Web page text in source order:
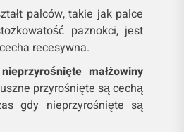
palców, takie jak palce
paznokci, jest
recesywna.
małżowiny
przyrośnięte są cechą
gdy nieprzyrośnięte są